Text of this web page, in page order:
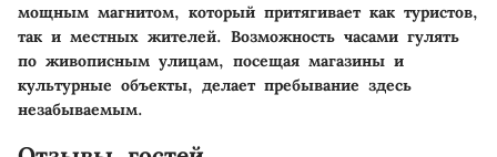
мощным магнитом, который притягивает как туристов,
так и местных жителей. Возможность часами гулять
по живописным улицам, посещая магазины и
культурные объекты, делает пребывание здесь
незабываемым.